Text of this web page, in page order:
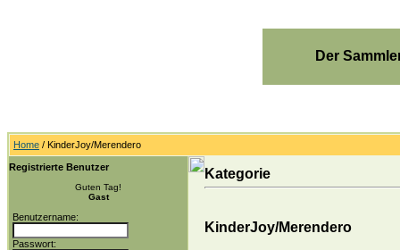
Der
Home / KinderJoy/Merendero
Registrierte Benutzer
Guten Tag!
Gast
Benutzername:
Passwort:
Kategorie
KinderJoy/Merendero